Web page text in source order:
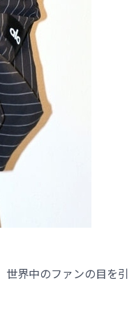
界中のファンの目を引